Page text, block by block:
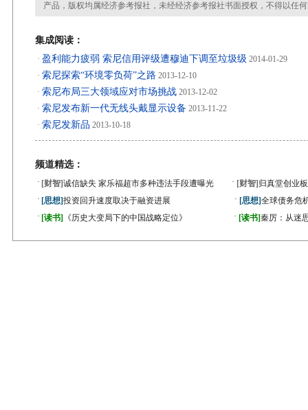
产品，版权均属经济参考报社，未经经济参考报社书面授权，不得以任
集成阅读：
· 盈利能力疲弱 索尼信用评级遭穆迪下调至垃圾级 2014-01-29
· 索尼探索“环境零负荷”之路 2013-12-10
· 索尼布局三大领域应对市场挑战 2013-12-02
· 索尼发布新一代无线头戴显示设备 2013-11-22
· 索尼发新品 2013-10-18
频道精选：
· [财智]诚信缺失 家乐福超市多种违法手段遭曝光 · [财智] 归真堂创业
· [思想]投资回升速度取决于融资进展 · [思想]全球债务危
· [读书] 《历史大变局下的中国战略定位》 · [读书]秦厉：从迷